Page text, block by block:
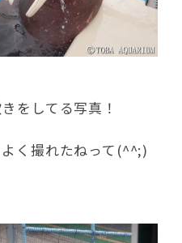
をしてる写真！
く撮れたねって(^^;)